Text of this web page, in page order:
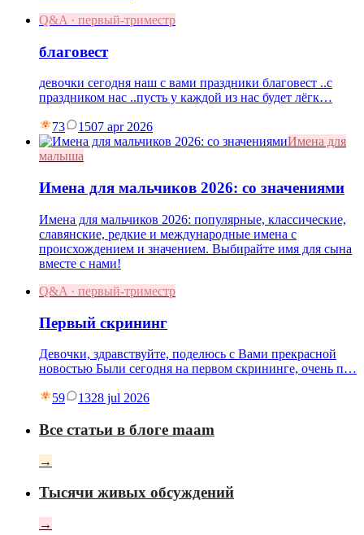
Q&A · первый-триместр
благовест
девочки сегодня наш с вами праздники благовест ..с
праздником нас ..пусть у каждой из нас будет лёгк…
73 1507 apr 2026
Имена для
малыша
Имена для мальчиков 2026: со значениями
Имена для мальчиков 2026: популярные, классические,
славянские, редкие и международные имена с
происхождением и значением. Выбирайте имя для сына
вместе с нами!
Q&A · первый-триместр
Первый скрининг
Девочки, здравствуйте, поделюсь с Вами прекрасной
новостью Были сегодня на первом скрининге, очень п…
59 1328 jul 2026
Все статьи в блоге maam
→
Тысячи живых обсуждений
→